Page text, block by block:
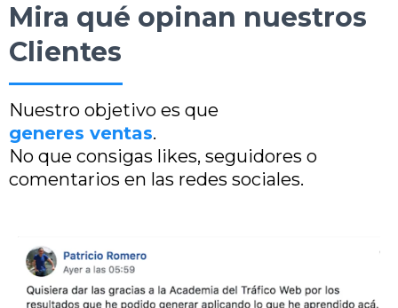
Mira qué opinan nuestros
Clientes
Nuestro objetivo es que
generes ventas.
No que consigas likes, seguidores o
comentarios en las redes sociales.